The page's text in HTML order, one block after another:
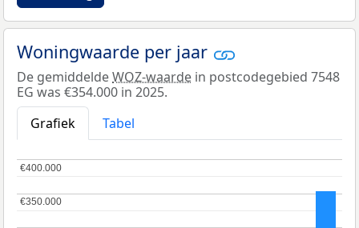
Woningwaarde per jaar
De gemiddeldeWOZ-waarde in postcodegebied 7548
EG was €354.000 in 2025.
Grafiek
Tabel
€350.000
€350.000
€400.000
€400.000